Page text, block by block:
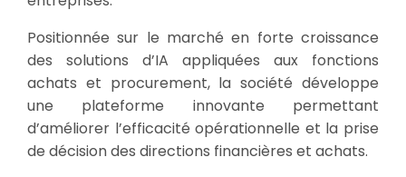
Positionnée sur le marché en forte croissance
des solutions d’IA appliquées aux fonctions
achats et procurement, la société développe
une plateforme innovante permettant
d’améliorer l’efficacité opérationnelle et la prise
de décision des directions financières et achats.